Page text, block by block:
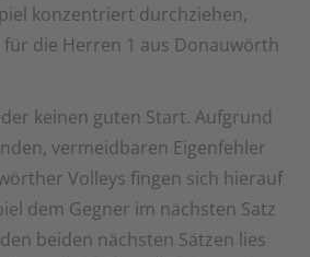
konzentriert durchziehen,
die Herren 1 aus Donauwörth
keinen guten Start. Aufgrund
vermeidbaren Eigenfehler
Volleys fingen sich hierauf
dem Gegner im nächsten Satz
beiden nächsten Sätzen lies